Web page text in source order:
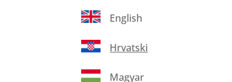
English
Hrvatski
Magyar